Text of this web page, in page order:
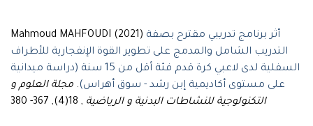
Mahmoud MAHFOUDI (2021) أثر برنامج تدريبي مقترح بصفة
التدريب الشامل والمدمج على تطوير القوة الإنفجارية للأطراف
السفلية لدى لاعبي كرة قدم فئة أقل من 15 سنة (دراسة ميدانية
على مستوى أكاديمية إبن رشد - سوق أهراس). مجلة العلوم و
التكنولوجية للنشاطات البدنية و الرياضية , 18(4), 367- 380